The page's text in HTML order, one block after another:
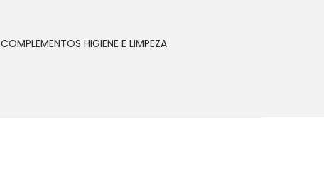
COMPLEMENTOS HIGIENE E LIMPEZA